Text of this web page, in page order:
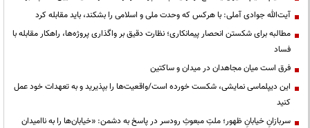
آیت‌الله جوادی آملی: با هرکس که وحدت ملی و اسلامی را بشکند، باید مقابله کرد
مطالبه برای شکستن انحصار پیمانکاری؛ نظارت دقیق بر واگذاری پروژه‌ها، راهکار مقابله با
فساد
فرق است میان مجاهدان در میدان و ساکتین
این دیپلماسی نمایشی، شکست خورده است/واقعیت‌ها را بپذیرید و به تعهدات خود عمل
کنید
سربازانِ خیابانِ ظهور؛ ملتِ مبعوثِ رودسر در پاسخ به دشمن: «خیابان‌ها را به ناامیدان